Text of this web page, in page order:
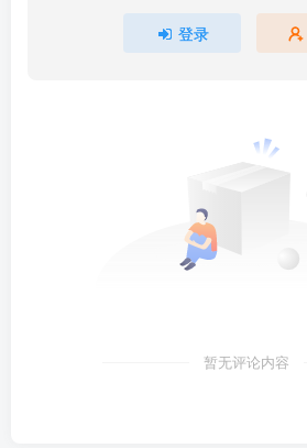
登录
暂无评论内容